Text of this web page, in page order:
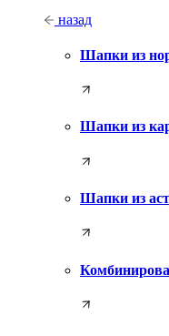
назад
Шапки из
Шапки из
Шапки из